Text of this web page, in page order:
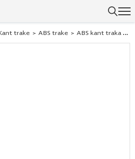
trake > ABS trake > ABS kant traka Hranipex svetli dylan hrast 244420 42×1